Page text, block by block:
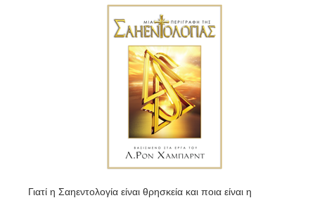
Γιατί η Σαηεντολογία είναι θρησκεία και ποια είναι η